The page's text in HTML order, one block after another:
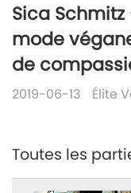
Sica
mode
de
2019-06-13 Élite
Toutes les